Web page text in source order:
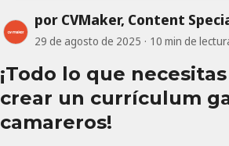
por CVMaker, Content
29 de agosto de 2025 10 min de
¡Todo lo que
crear un currículum
camareros!